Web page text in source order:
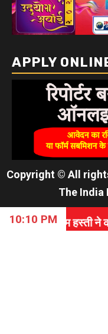
APPLY
Copyright © All
The India
10:10 PM
ने कर दी बड़ी मांग।